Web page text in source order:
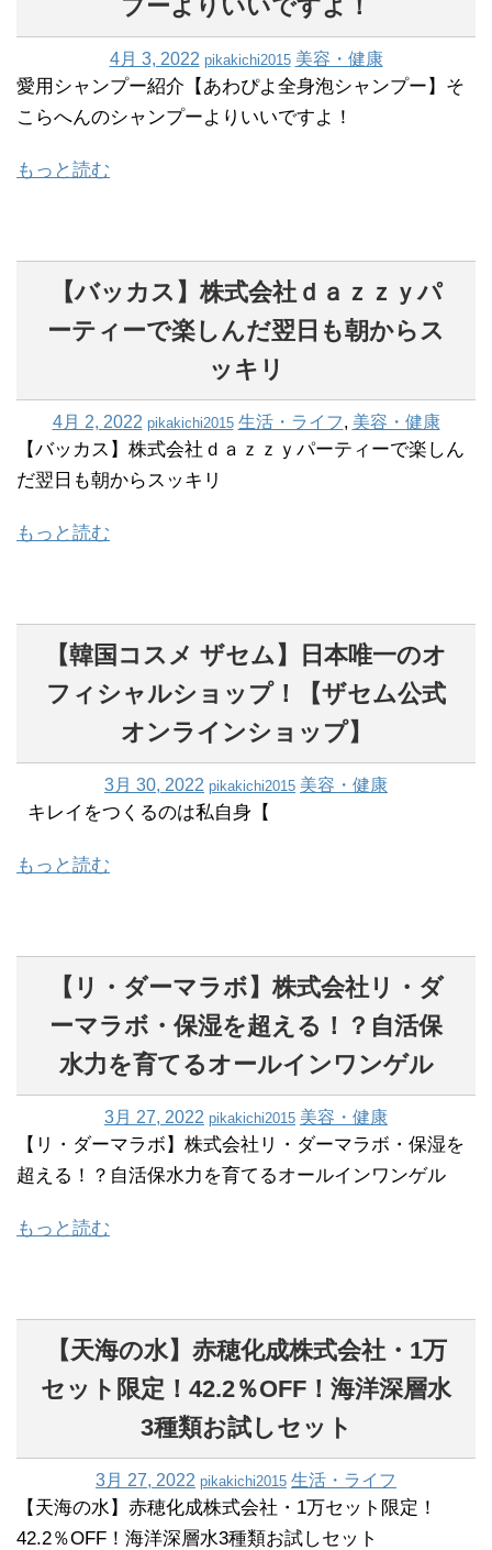
プーよりいいですよ！
4月 3, 2022 pikakichi2015 美容・健康
愛用シャンプー紹介【あわぴよ全身泡シャンプー】そ
こらへんのシャンプーよりいいですよ！
もっと読む
【バッカス】株式会社ｄａｚｚｙパ
ーティーで楽しんだ翌日も朝からス
ッキリ
4月 2, 2022 pikakichi2015 生活・ライフ, 美容・健康
【バッカス】株式会社ｄａｚｚｙパーティーで楽しん
だ翌日も朝からスッキリ
もっと読む
【韓国コスメ ザセム】日本唯一のオ
フィシャルショップ！【ザセム公式
オンラインショップ】
3月 30, 2022 pikakichi2015 美容・健康
キレイをつくるのは私自身【
もっと読む
【リ・ダーマラボ】株式会社リ・ダ
ーマラボ・保湿を超える！？自活保
水力を育てるオールインワンゲル
3月 27, 2022 pikakichi2015 美容・健康
【リ・ダーマラボ】株式会社リ・ダーマラボ・保湿を
超える！？自活保水力を育てるオールインワンゲル
もっと読む
【天海の水】赤穂化成株式会社・1万
セット限定！42.2％OFF！海洋深層水
3種類お試しセット
3月 27, 2022 pikakichi2015 生活・ライフ
【天海の水】赤穂化成株式会社・1万セット限定！
42.2％OFF！海洋深層水3種類お試しセット